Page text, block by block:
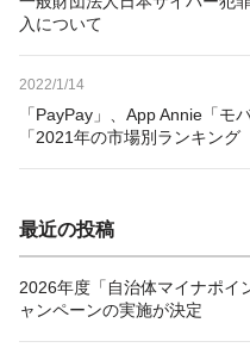
入について
2022/1/14
「PayPay」、App Annie「モ
「2021年の市場別ランキン
最近の投稿
2026年度「自治体マイナポイ
ャンペーンの実施が決定